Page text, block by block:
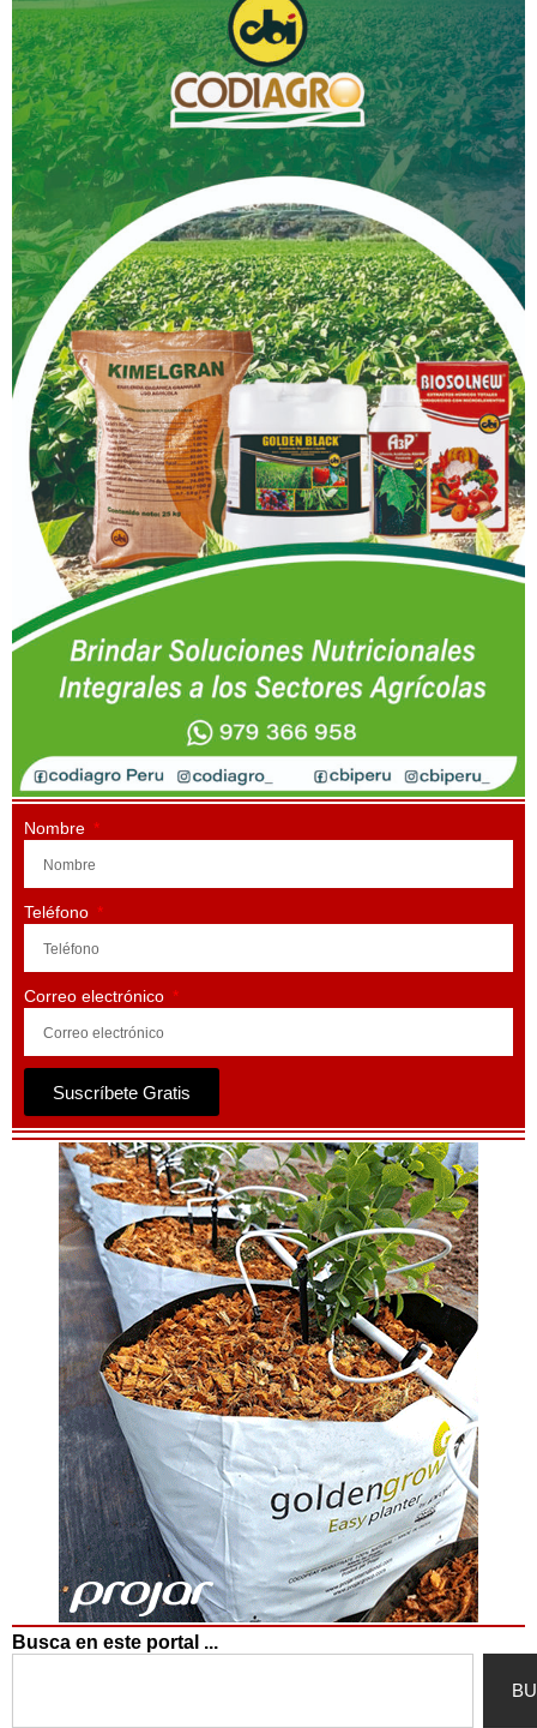
Nombre
Teléfono
Correo electrónico
Suscríbete Gratis
Busca en este portal ...